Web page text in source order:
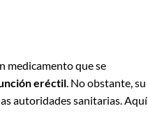
medicamento que se
eréctil. No obstante, su
autoridades sanitarias. Aquí